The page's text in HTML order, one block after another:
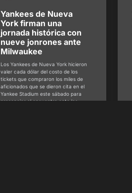
Yankees de Nueva
York firman una
jornada histórica con
nueve jonrones ante
Milwaukee
Los Yankees de Nueva York hicieron
valer cada dólar del costo de los
tickets que compraron los miles de
aficionados que se dieron cita en el
Yankee Stadium este sábado para
presenciar el encuentro ante los